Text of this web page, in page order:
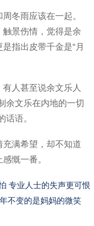
冬雨应该在一起。
景伤情，觉得是余
指出皮带千金是“月
人甚至说余文乐人
余文乐在内地的一切
话语。
满希望，却不知道
慨一番。
专业人士的失声更可恨
不变的是妈妈的微笑